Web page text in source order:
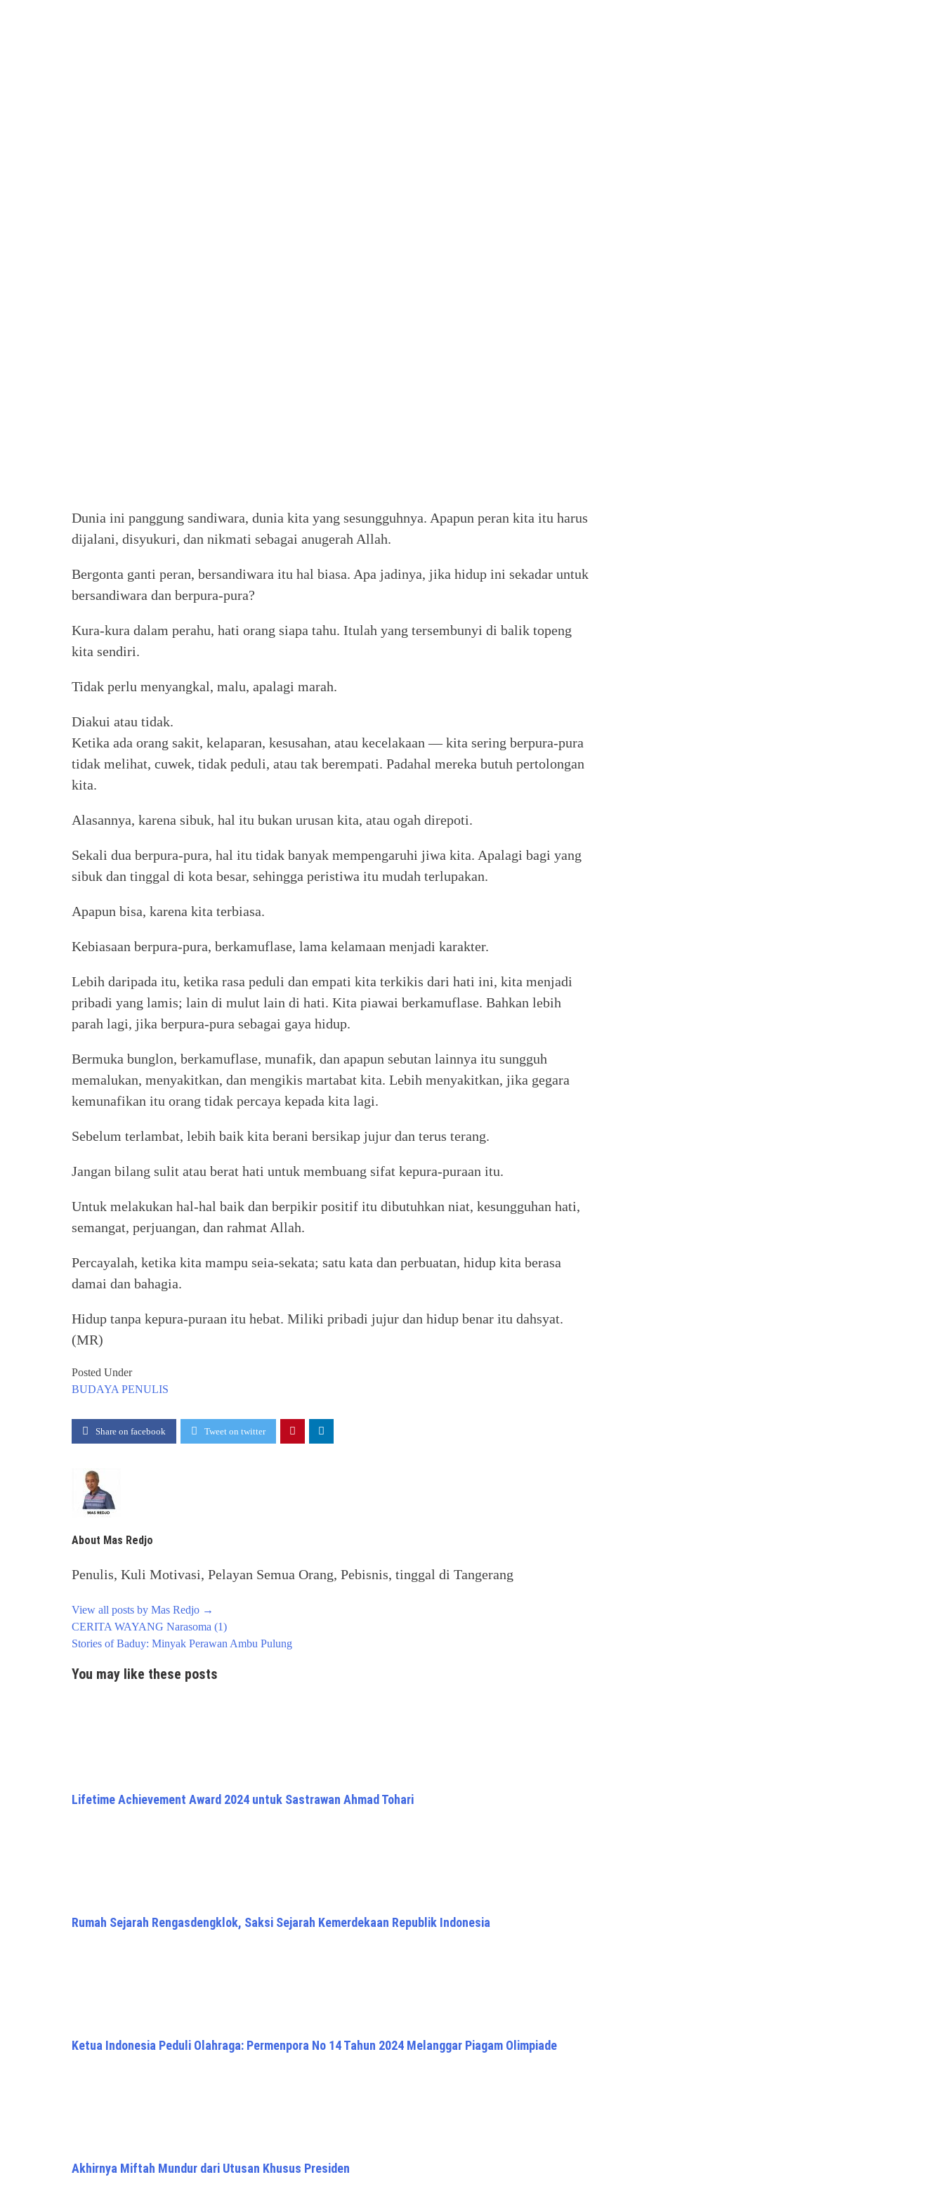
Dunia ini panggung sandiwara, dunia kita yang sesungguhnya. Apapun peran kita itu harus
dijalani, disyukuri, dan nikmati sebagai anugerah Allah.
Bergonta ganti peran, bersandiwara itu hal biasa. Apa jadinya, jika hidup ini sekadar untuk
bersandiwara dan berpura-pura?
Kura-kura dalam perahu, hati orang siapa tahu. Itulah yang tersembunyi di balik topeng
kita sendiri.
Tidak perlu menyangkal, malu, apalagi marah.
Diakui atau tidak.
Ketika ada orang sakit, kelaparan, kesusahan, atau kecelakaan — kita sering berpura-pura
tidak melihat, cuwek, tidak peduli, atau tak berempati. Padahal mereka butuh pertolongan
kita.
Alasannya, karena sibuk, hal itu bukan urusan kita, atau ogah direpoti.
Sekali dua berpura-pura, hal itu tidak banyak mempengaruhi jiwa kita. Apalagi bagi yang
sibuk dan tinggal di kota besar, sehingga peristiwa itu mudah terlupakan.
Apapun bisa, karena kita terbiasa.
Kebiasaan berpura-pura, berkamuflase, lama kelamaan menjadi karakter.
Lebih daripada itu, ketika rasa peduli dan empati kita terkikis dari hati ini, kita menjadi
pribadi yang lamis; lain di mulut lain di hati. Kita piawai berkamuflase. Bahkan lebih
parah lagi, jika berpura-pura sebagai gaya hidup.
Bermuka bunglon, berkamuflase, munafik, dan apapun sebutan lainnya itu sungguh
memalukan, menyakitkan, dan mengikis martabat kita. Lebih menyakitkan, jika gegara
kemunafikan itu orang tidak percaya kepada kita lagi.
Sebelum terlambat, lebih baik kita berani bersikap jujur dan terus terang.
Jangan bilang sulit atau berat hati untuk membuang sifat kepura-puraan itu.
Untuk melakukan hal-hal baik dan berpikir positif itu dibutuhkan niat, kesungguhan hati,
semangat, perjuangan, dan rahmat Allah.
Percayalah, ketika kita mampu seia-sekata; satu kata dan perbuatan, hidup kita berasa
damai dan bahagia.
Hidup tanpa kepura-puraan itu hebat. Miliki pribadi jujur dan hidup benar itu dahsyat.
(MR)
Posted Under
BUDAYA PENULIS
Share on facebook Tweet on twitter
About Mas Redjo
Penulis, Kuli Motivasi, Pelayan Semua Orang, Pebisnis, tinggal di Tangerang
View all posts by Mas Redjo →
Post
navigation
CERITA WAYANG Narasoma (1)
Stories of Baduy: Minyak Perawan Ambu Pulung
You may like these posts
Lifetime Achievement Award 2024 untuk Sastrawan Ahmad Tohari
Rumah Sejarah Rengasdengklok, Saksi Sejarah Kemerdekaan Republik Indonesia
Ketua Indonesia Peduli Olahraga: Permenpora No 14 Tahun 2024 Melanggar Piagam Olimpiade
Akhirnya Miftah Mundur dari Utusan Khusus Presiden